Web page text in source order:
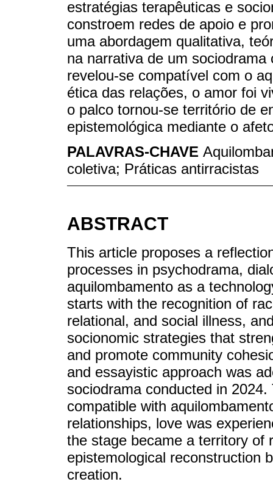
estratégias terapêuticas e
constroem redes de apoio e
uma abordagem qualitativa,
na narrativa de um
revelou-se compatível com o
ética das relações, o amor foi
o palco tornou-se território de
epistemológica mediante o
PALAVRAS-CHAVE
coletiva; Práticas antirracistas
ABSTRACT
This article proposes a
processes in psychodrama,
aquilombamento as a
starts with the recognition of
relational, and social illness,
socionomic strategies that
and promote community
and essayistic approach was
sociodrama conducted in
compatible with
relationships, love was
the stage became a territory of
epistemological reconstruction
creation.